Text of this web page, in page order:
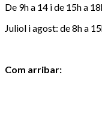
De 9h a 14 i de 15h a
Juliol i agost: de 8h a
Com arribar: